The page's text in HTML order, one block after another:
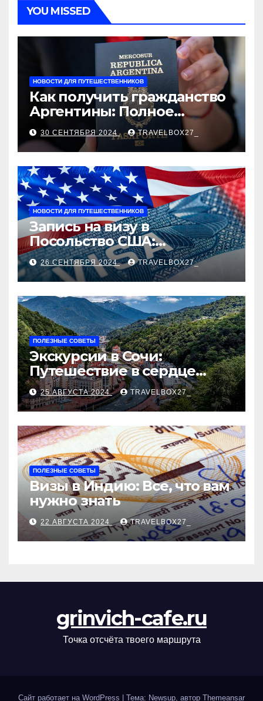
YOU MISSED
НОВОСТИ ДЛЯ ПУТЕШЕСТВЕННИКОВ
Как получить гражданство
Аргентины: Полное
руководство
30 СЕНТЯБРЯ 2024 TRAVELBOX27_
НОВОСТИ ДЛЯ ПУТЕШЕСТВЕННИКОВ
Запись на визу в
Посольство США:
Пошаговое руководство
26 СЕНТЯБРЯ 2024 TRAVELBOX27_
ПОЛЕЗНЫЕ СОВЕТЫ
Экскурсии в Сочи:
Путешествие в сердце
Черноморского курорта
25 АВГУСТА 2024 TRAVELBOX27_
ПОЛЕЗНЫЕ СОВЕТЫ
Визы в Индию: Все, что вам
нужно знать
22 АВГУСТА 2024 TRAVELBOX27_
grinvich-cafe.ru
Точка отсчёта твоего маршрута
Сайт работает на WordPress Тема: Newsup, автор Themeansar